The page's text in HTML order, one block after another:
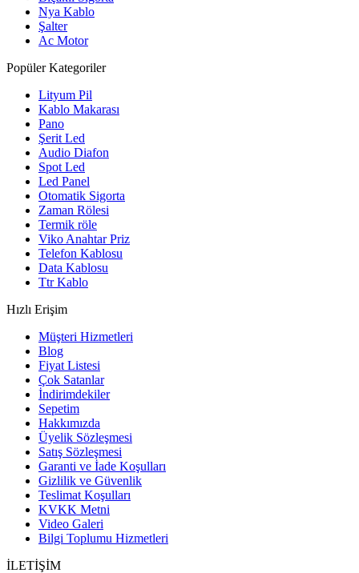
Nya Kablo
Şalter
Ac Motor
Popüler Kategoriler
Lityum Pil
Kablo Makarası
Pano
Şerit Led
Audio Diafon
Spot Led
Led Panel
Otomatik Sigorta
Zaman Rölesi
Termik röle
Viko Anahtar Priz
Telefon Kablosu
Data Kablosu
Ttr Kablo
Hızlı Erişim
Müşteri Hizmetleri
Blog
Fiyat Listesi
Çok Satanlar
İndirimdekiler
Sepetim
Hakkımızda
Üyelik Sözleşmesi
Satış Sözleşmesi
Garanti ve İade Koşulları
Gizlilik ve Güvenlik
Teslimat Koşulları
KVKK Metni
Video Galeri
Bilgi Toplumu Hizmetleri
İLETİŞİM